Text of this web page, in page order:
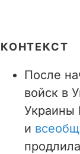
КОНТЕКСТ
После
войск в
Украины
и